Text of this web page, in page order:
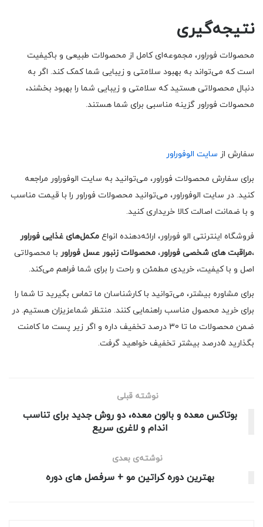
نتیجه‌گیری
محصولات فوراور، مجموعه‌ای کامل از محصولات طبیعی و باکیفیت
است که می‌تواند به بهبود سلامتی و زیبایی شما کمک کند. اگر به
دنبال محصولاتی هستید که سلامتی و زیبایی شما را بهبود بخشند،
محصولات فوراور گزینه مناسبی برای شما هستند.
سفارش از سایت الوفوراور
برای سفارش محصولات فوراور، می‌توانید به سایت الوفوراور مراجعه
کنید. در سایت الوفوراور، می‌توانید محصولات فوراور را با قیمت مناسب
و با ضمانت اصالت کالا خریداری کنید.
فروشگاه اینترنتی الو فوراور، ارائه‌دهنده انواع مکمل‌های غذایی فوراور
،مراقبت های شخصی فوراور، محصولات زنبور عسل فوراور با محصولاتی
اصل و با کیفیت، خریدی مطمئن و راحت را برای شما فراهم می‌کند.
برای مشاوره بیشتر، می‌توانید با کارشناسان ما تماس بگیرید تا شما را
برای خرید محصول مناسب راهنمایی کنند. منتظر شماعزیزان هستیم. در
ضمن محصولات ما تا 30 درصد تخفیف داره و اگر زیر پست ما کامنت
بگذارید 5درصد بیشتر تخفیف خواهید گرفت.
نوشته قبلی
بوتاکس معده و بالون معده، دو روش جدید برای تناسب
اندام و لاغری سریع
نوشته‌ی بعدی
بهترین دوره کراتین مو + سرفصل های دوره